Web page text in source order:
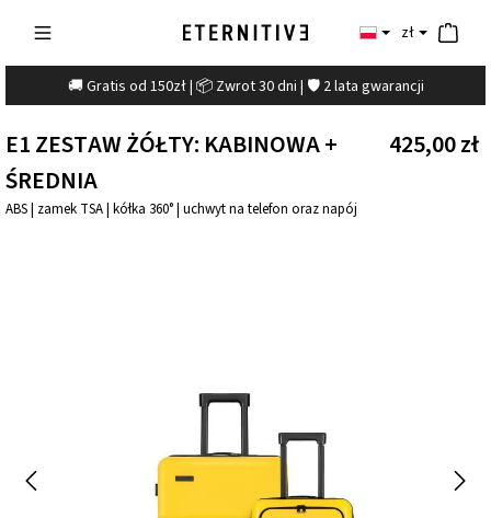
zł
🚚 Gratis od 150zł | 📦 Zwrot 30 dni | 🛡️ 2 lata gwarancji
E1 ZESTAW ŻÓŁTY: KABINOWA +
ŚREDNIA
ABS | zamek TSA | kółka 360° | uchwyt na telefon oraz napój
425,00 zł